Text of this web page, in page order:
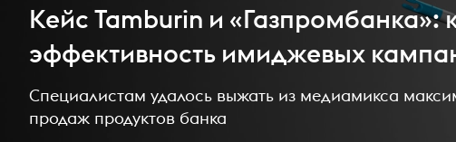
Кейс Tamburin и «Газпромбанка»:
эффективность имиджевых
Специалистам удалось выжать из медиамикса
продаж продуктов банка